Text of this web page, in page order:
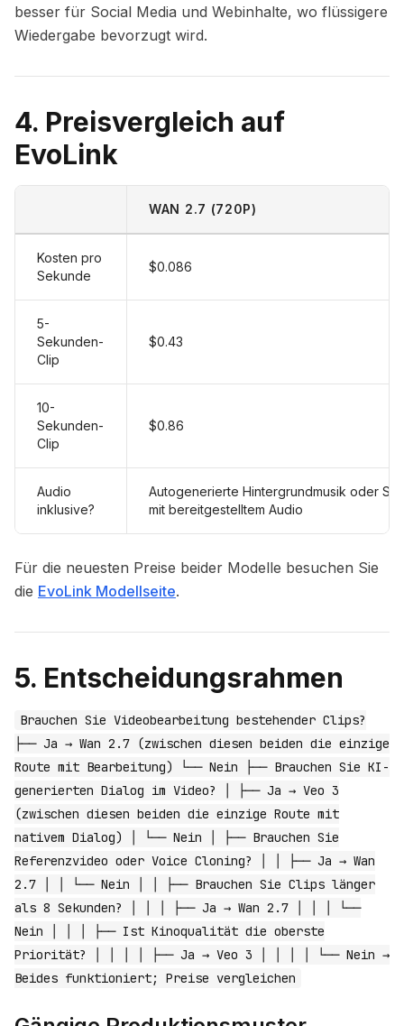
besser für Social Media und Webinhalte, wo flüssigere
Wiedergabe bevorzugt wird.
4. Preisvergleich auf
EvoLink
WAN 2.7 (720P)
Kosten pro
Sekunde
$0.086
5-
Sekunden-
Clip
$0.43
10-
Sekunden-
Clip
$0.86
Audio
inklusive?
Autogenerierte Hintergrundmusik oder
mit bereitgestelltem Audio
Für die neuesten Preise beider Modelle besuchen Sie
die EvoLink Modellseite.
5. Entscheidungsrahmen
Brauchen Sie Videobearbeitung bestehender Clips?
├── Ja → Wan 2.7 (zwischen diesen beiden die einzige
Route mit Bearbeitung) └── Nein ├── Brauchen Sie KI-
generierten Dialog im Video? │ ├── Ja → Veo 3
(zwischen diesen beiden die einzige Route mit
nativem Dialog) │ └── Nein │ ├── Brauchen Sie
Referenzvideo oder Voice Cloning? │ │ ├── Ja → Wan
2.7 │ │ └── Nein │ │ ├── Brauchen Sie Clips länger
als 8 Sekunden? │ │ │ ├── Ja → Wan 2.7 │ │ │ └──
Nein │ │ │ ├── Ist Kinoqualität die oberste
Priorität? │ │ │ │ ├── Ja → Veo 3 │ │ │ │ └── Nein →
Beides funktioniert; Preise vergleichen